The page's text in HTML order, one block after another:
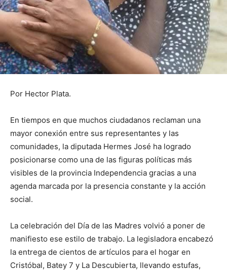
Por Hector Plata.
En tiempos en que muchos ciudadanos reclaman una
mayor conexión entre sus representantes y las
comunidades, la diputada Hermes José ha logrado
posicionarse como una de las figuras políticas más
visibles de la provincia Independencia gracias a una
agenda marcada por la presencia constante y la acción
social.
La celebración del Día de las Madres volvió a poner de
manifiesto ese estilo de trabajo. La legisladora encabezó
la entrega de cientos de artículos para el hogar en
Cristóbal, Batey 7 y La Descubierta, llevando estufas,